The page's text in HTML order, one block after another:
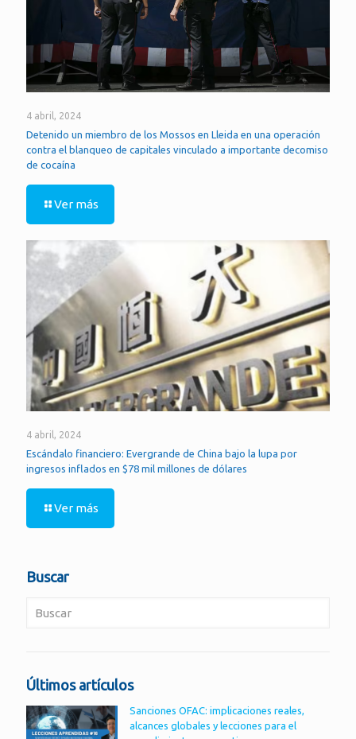
4 abril, 2024
Detenido un miembro de los Mossos en Lleida en una operación
contra el blanqueo de capitales vinculado a importante decomiso
de cocaína
Ver más
4 abril, 2024
Escándalo financiero: Evergrande de China bajo la lupa por
ingresos inflados en $78 mil millones de dólares
Ver más
Buscar
Últimos artículos
Sanciones OFAC: implicaciones reales,
alcances globales y lecciones para el